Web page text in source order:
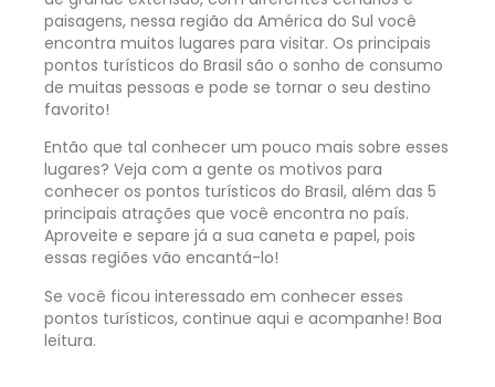
paisagens, nessa região da América do Sul você
encontra muitos lugares para visitar. Os principais
pontos turísticos do Brasil são o sonho de consumo
de muitas pessoas e pode se tornar o seu destino
favorito!
Então que tal conhecer um pouco mais sobre esses
lugares? Veja com a gente os motivos para
conhecer os pontos turísticos do Brasil, além das 5
principais atrações que você encontra no país.
Aproveite e separe já a sua caneta e papel, pois
essas regiões vão encantá-lo!
Se você ficou interessado em conhecer esses
pontos turísticos, continue aqui e acompanhe! Boa
leitura.